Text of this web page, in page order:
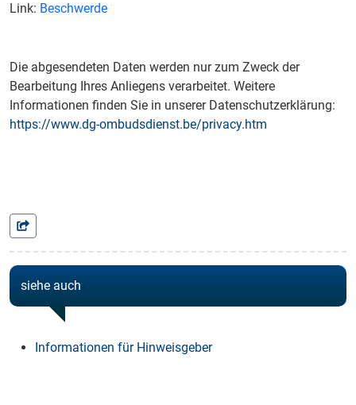
Link: Beschwerde
Die abgesendeten Daten werden nur zum Zweck der
Bearbeitung Ihres Anliegens verarbeitet. Weitere
Informationen finden Sie in unserer Datenschutzerklärung:
https://www.dg-ombudsdienst.be/privacy.htm
siehe auch
Informationen für Hinweisgeber